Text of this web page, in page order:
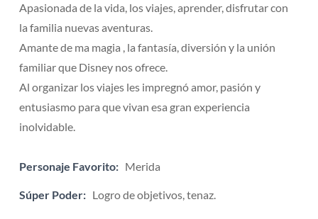
Apasionada de la vida, los viajes, aprender, disfrutar con
la familia nuevas aventuras.
Amante de ma magia , la fantasía, diversión y la unión
familiar que Disney nos ofrece.
Al organizar los viajes les impregnó amor, pasión y
entusiasmo para que vivan esa gran experiencia
inolvidable.
Personaje Favorito: Merida
Súper Poder: Logro de objetivos, tenaz.